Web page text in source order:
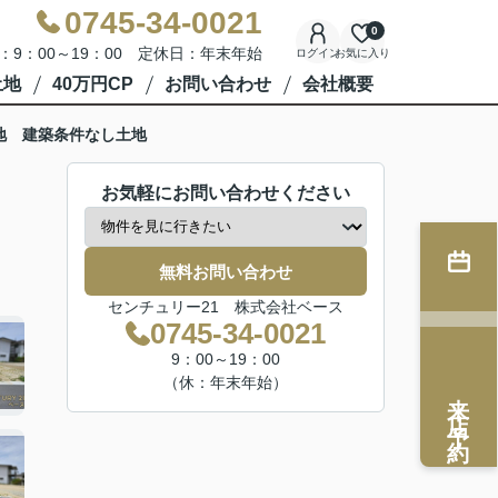
0745-34-0021
9：00～19：00 定休日：年末年始 ログインお気に入り
0
40万円CP お問い合わせ 会社概要
建築条件なし土地
お気軽にお問い合わせください
無料お問い合わせ
センチュリー21 株式会社ベース
0745-34-0021
9：00～19：00
（休：年末年始）
来店予約